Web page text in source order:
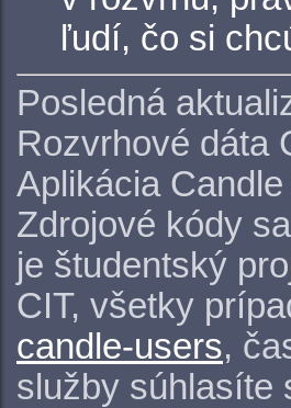
ľudí, čo si
Posledná
Rozvrhové dáta
Aplikácia
Zdrojové kódy
je študentský
CIT, všetky
candle-users,
služby súhlasíte